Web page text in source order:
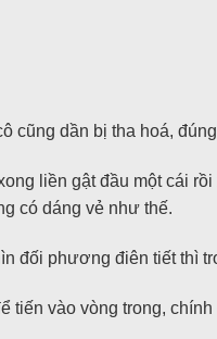
cũng dần bị tha hoá,
liền gật đầu một
có dáng vẻ như thế.
đối phương điên tiết thì
vào vòng trong,